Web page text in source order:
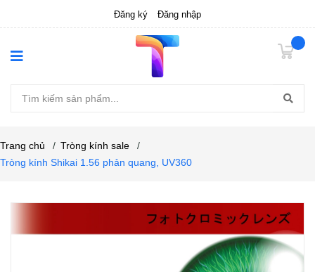
Đăng ký Đăng nhập
Trang chủ / Tròng kính sale
/
Tròng kính Shikai 1.56 phản quang, UV360